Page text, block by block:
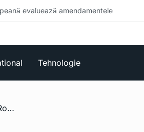
amendamentele
Tehnologie
/ Fosta „cârtiță” a Kremlinului la FBI, Robert Hanssen, găsit mort în închisoare